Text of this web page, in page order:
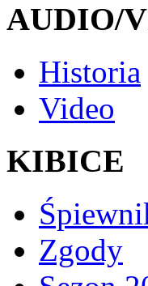
AUDIO/
Historia
Video
KIBICE
Zgody